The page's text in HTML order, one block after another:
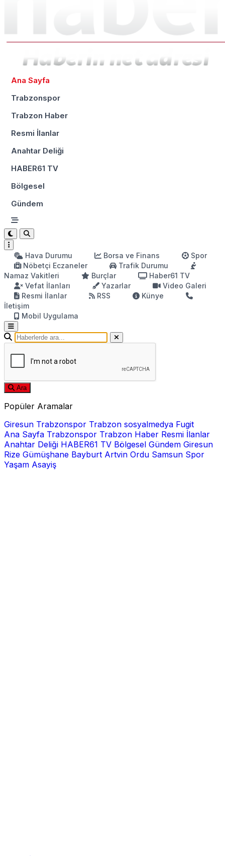
Ana Sayfa
Trabzonspor
Trabzon Haber
Resmi İlanlar
Anahtar Deliği
HABER61 TV
Bölgesel
Gündem
Hava Durumu Borsa ve Finans
Spor
Nöbetçi Eczaneler
Trafik Durumu
Namaz Vakitleri
Burçlar
Haber61 TV
Vefat İlanları
Yazarlar
Video Galeri
Resmi İlanlar
RSS
Künye
İletişim
Mobil Uygulama
Ara
Popüler Aramalar
Giresun Trabzonspor Trabzon sosyalmedya Fugit
Ana Sayfa Trabzonspor Trabzon Haber Resmi İlanlar
Anahtar Deliği HABER61 TV Bölgesel Gündem Giresun
Rize Gümüşhane Bayburt Artvin Ordu Samsun Spor
Yaşam Asayiş